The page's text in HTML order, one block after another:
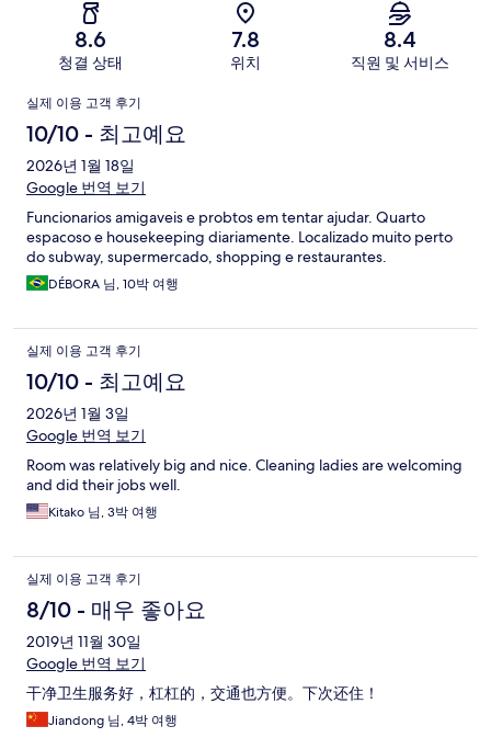
8.6
청결 상태
7.8
위치
8.4
직원 및 서비스
이
용
후
기
실제 이용 고객 후기
10/10 - 최고예요
2026년 1월 18일
Google 번역 보기
Funcionarios amigaveis e probtos em tentar ajudar. Quarto
espacoso e housekeeping diariamente. Localizado muito perto
do subway, supermercado, shopping e restaurantes.
DÉBORA 님, 10박 여행
실제 이용 고객 후기
10/10 - 최고예요
2026년 1월 3일
Google 번역 보기
Room was relatively big and nice. Cleaning ladies are welcoming
and did their jobs well.
Kitako 님, 3박 여행
실제 이용 고객 후기
8/10 - 매우 좋아요
2019년 11월 30일
Google 번역 보기
干净卫生服务好，杠杠的，交通也方便。下次还住！
Jiandong 님, 4박 여행